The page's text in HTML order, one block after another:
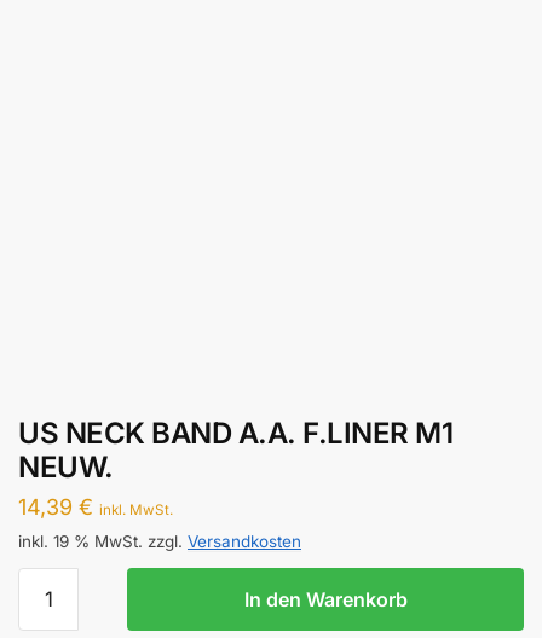
US NECK BAND A.A. F.LINER M1
NEUW.
14,39 € inkl. MwSt.
inkl. 19 % MwSt. zzgl. Versandkosten
NECK
In den Warenkorb